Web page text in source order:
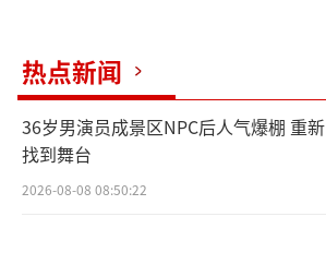
热点新闻
36岁男演员成景区NPC后人气爆棚 重新
找到舞台
2026-08-08 08:50:22